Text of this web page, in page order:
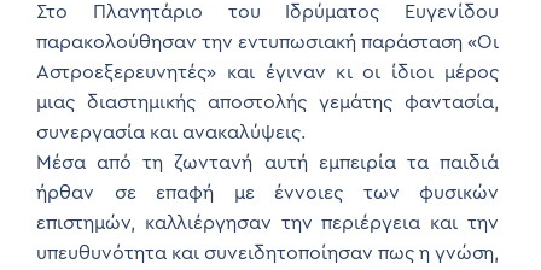
Στο Πλανητάριο του Ιδρύματος Ευγενίδου
παρακολούθησαν την εντυπωσιακή παράσταση «Οι
Αστροεξερευνητές» και έγιναν κι οι ίδιοι μέρος
μιας διαστημικής αποστολής γεμάτης φαντασία,
συνεργασία και ανακαλύψεις.
Μέσα από τη ζωντανή αυτή εμπειρία τα παιδιά
ήρθαν σε επαφή με έννοιες των φυσικών
επιστημών, καλλιέργησαν την περιέργεια και την
υπευθυνότητα και συνειδητοποίησαν πως η γνώση,